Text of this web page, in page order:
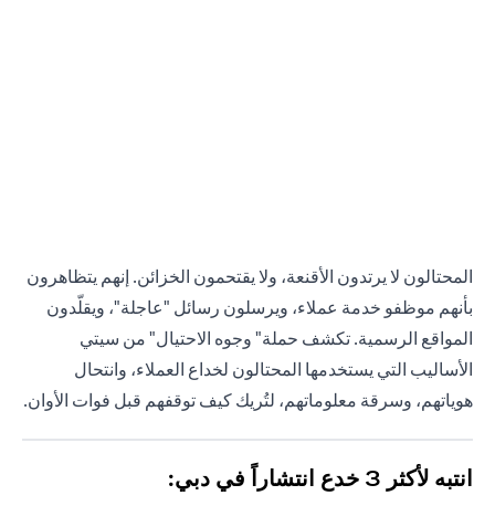
المحتالون لا يرتدون الأقنعة، ولا يقتحمون الخزائن. إنهم يتظاهرون
بأنهم موظفو خدمة عملاء، ويرسلون رسائل "عاجلة"، ويقلّدون
المواقع الرسمية. تكشف حملة" وجوه الاحتيال" من سيتي
الأساليب التي يستخدمها المحتالون لخداع العملاء، وانتحال
هوياتهم، وسرقة معلوماتهم، لتُريك كيف توقفهم قبل فوات الأوان.
انتبه لأكثر 3 خدع انتشاراً في دبي: